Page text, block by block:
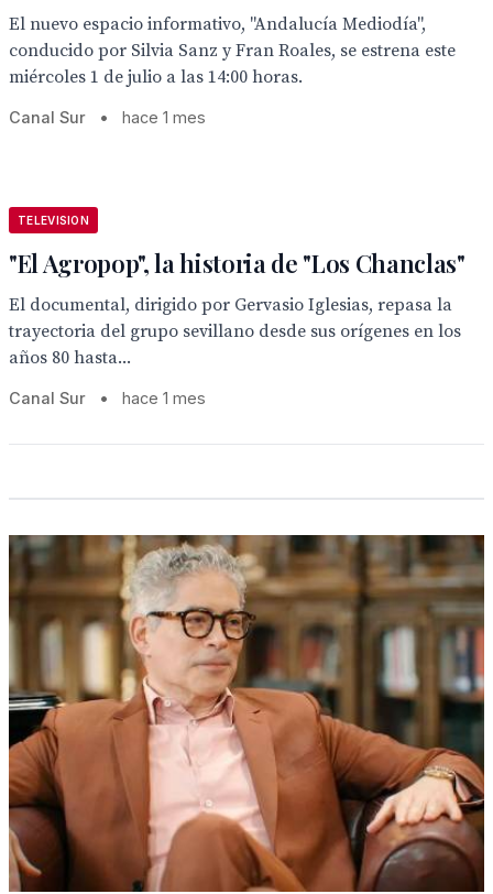
El nuevo espacio informativo, "Andalucía Mediodía",
conducido por Silvia Sanz y Fran Roales, se estrena este
miércoles 1 de julio a las 14:00 horas.
Canal Sur • hace 1 mes
TELEVISION
"El Agropop", la historia de "Los Chanclas"
El documental, dirigido por Gervasio Iglesias, repasa la
trayectoria del grupo sevillano desde sus orígenes en los
años 80 hasta...
Canal Sur • hace 1 mes